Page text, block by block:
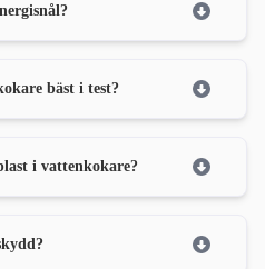
bäst i test?
i vattenkokare?